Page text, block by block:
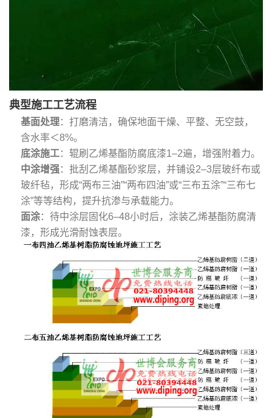
典型施工工艺流程
基面处理‌：打磨清洁，确保地面干燥、平整、无空鼓，
含水率＜8%。
底涂施工‌：辊刷乙烯基酯防腐底漆1–2遍，增强附着力。
中涂增强 ‌：批刮乙烯基酯砂浆层，并铺设2–3层玻纤布或
玻纤毡，形成“两布三油”“两布四油”或“三布五涂”“三布七
涂”等等结构，提升抗渗与承载能力。
面涂‌：待中涂层固化6–48小时后，涂装乙烯基酯防腐清
漆，形成光滑耐蚀表层。